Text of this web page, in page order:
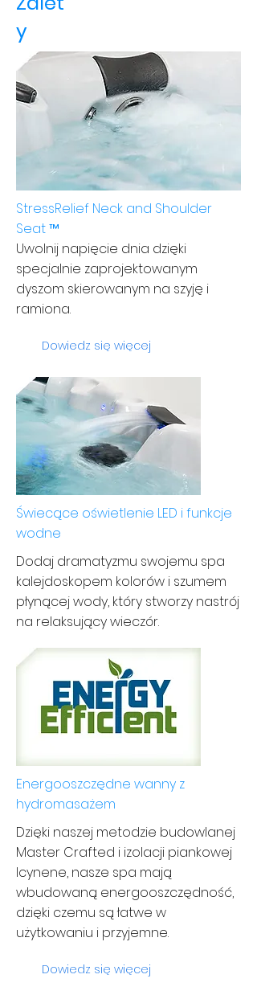
y
StressRelief Neck and Shoulder
Seat ™
Uwolnij napięcie dnia dzięki
specjalnie zaprojektowanym
dyszom skierowanym na szyję i
ramiona.
Dowiedz się więcej
Świecące oświetlenie LED i funkcje
wodne
Dodaj dramatyzmu swojemu spa
kalejdoskopem kolorów i szumem
płynącej wody, który stworzy nastrój
na relaksujący wieczór.
Energooszczędne wanny z
hydromasażem
Dzięki naszej metodzie budowlanej
Master Crafted i izolacji piankowej
Icynene, nasze spa mają
wbudowaną energooszczędność,
dzięki czemu są łatwe w
użytkowaniu i przyjemne.
Dowiedz się więcej